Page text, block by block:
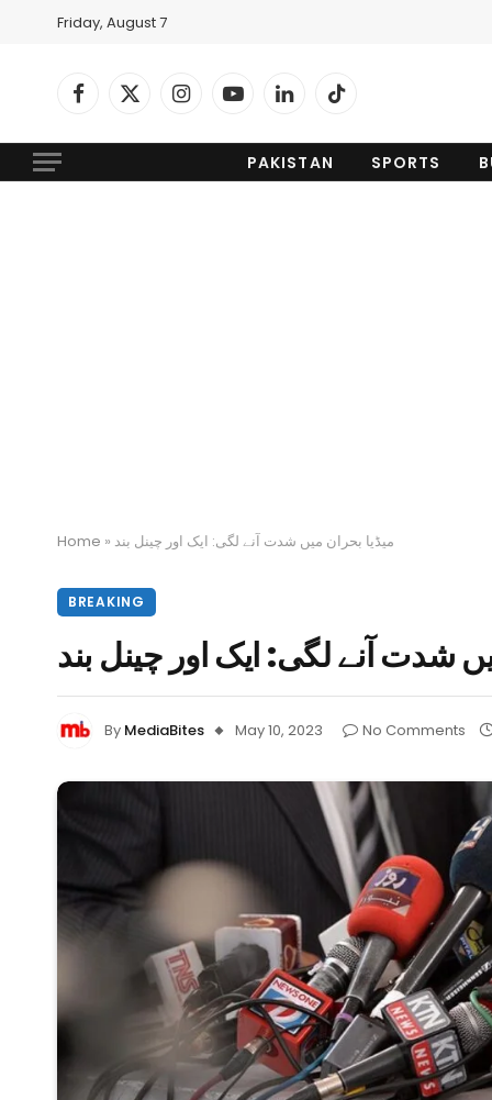
Friday, August 7
Facebook
X
InstagramYouTubeLinkedInTikTok
PAKISTAN SPORTS
Home » میڈیا بحران میں شدت آنے لگی: ایک اور چینل بند
BREAKING
شدت آنے لگی: ایک اور چینل بند
By MediaBites May 10, 2023 No Comments